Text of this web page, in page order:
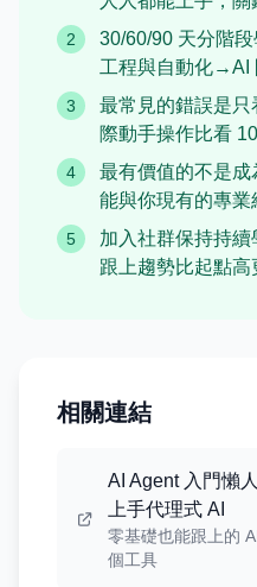
2
30/60/90 天分階
工程與自動化→AI
3
最常見的錯誤是
際動手操作比看
4
最有價值的不是成
能與你現有的專業
5
加入社群保持持續
跟上趨勢比起點高
相關連結
AI Agent 入門懶
上手代理式 AI
零基礎也能跟上的
個工具